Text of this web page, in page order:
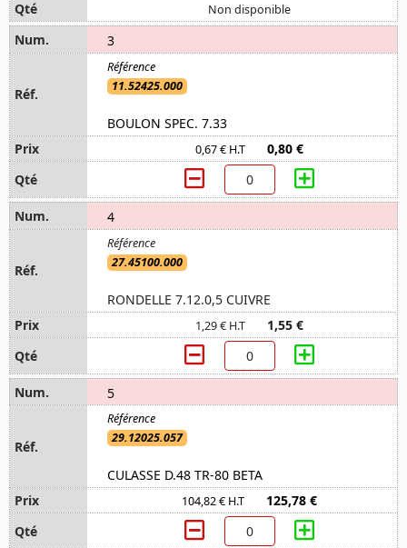
Non disponible
3
11.52425.000
BOULON SPEC. 7.33
0,67 € H.T 0,80 €
4
27.45100.000
RONDELLE 7.12.0,5 CUIVRE
1,29 € H.T 1,55 €
5
29.12025.057
CULASSE D.48 TR-80 BETA
104,82 € H.T 125,78 €